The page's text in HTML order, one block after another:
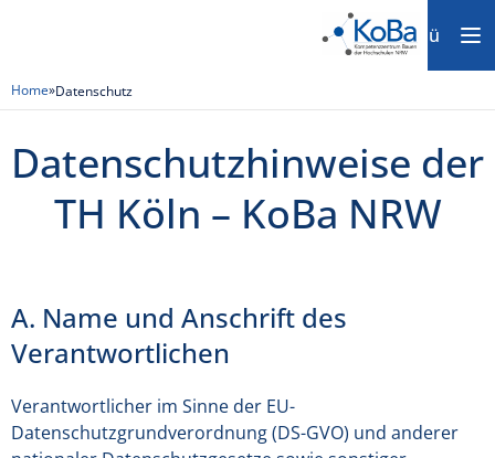
Menü
Home»Datenschutz
Datenschutzhinweise der
TH Köln – KoBa NRW
A. Name und Anschrift des
Verantwortlichen
Verantwortlicher im Sinne der EU-
Datenschutzgrundverordnung (DS-GVO) und anderer